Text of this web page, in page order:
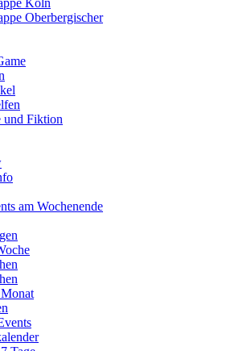
Köln
Oberbergischer
und Fiktion
am Wochenende